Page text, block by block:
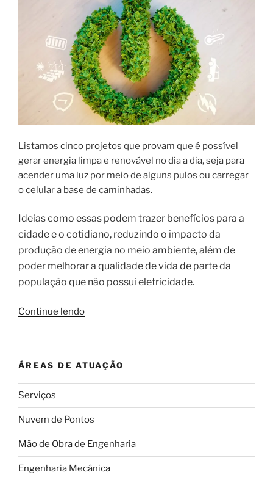
Listamos cinco projetos que provam que é possível
gerar energia limpa e renovável no dia a dia, seja para
acender uma luz por meio de alguns pulos ou carregar
o celular a base de caminhadas.
Ideias como essas podem trazer benefícios para a
cidade e o cotidiano, reduzindo o impacto da
produção de energia no meio ambiente, além de
poder melhorar a qualidade de vida de parte da
população que não possui eletricidade.
Continue lendo“Cinco
provam
que
energia
limpa
e
ÁREAS DE ATUAÇÃO
Serviços
Nuvem de Pontos
Mão de Obra de Engenharia
Engenharia Mecânica